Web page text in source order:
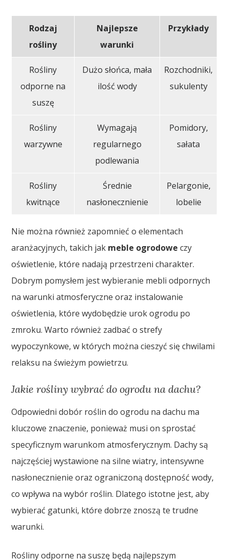
Rodzaj
rośliny
Najlepsze
warunki
Przykłady
Rośliny
odporne na
suszę
Dużo słońca, mała
ilość wody
Rozchodniki,
sukulenty
Rośliny
warzywne
Wymagają
regularnego
podlewania
Pomidory,
sałata
Rośliny
kwitnące
Średnie
nasłonecznienie
Pelargonie,
lobelie
Nie można również zapomnieć o elementach
aranżacyjnych, takich jak meble ogrodowe czy
oświetlenie, które nadają przestrzeni charakter.
Dobrym pomysłem jest wybieranie mebli odpornych
na warunki atmosferyczne oraz instalowanie
oświetlenia, które wydobędzie urok ogrodu po
zmroku. Warto również zadbać o strefy
wypoczynkowe, w których można cieszyć się chwilami
relaksu na świeżym powietrzu.
Jakie rośliny wybrać do ogrodu na dachu?
Odpowiedni dobór roślin do ogrodu na dachu ma
kluczowe znaczenie, ponieważ musi on sprostać
specyficznym warunkom atmosferycznym. Dachy są
najczęściej wystawione na silne wiatry, intensywne
nasłonecznienie oraz ograniczoną dostępność wody,
co wpływa na wybór roślin. Dlatego istotne jest, aby
wybierać gatunki, które dobrze znoszą te trudne
warunki.
Rośliny odporne na suszę będą najlepszym